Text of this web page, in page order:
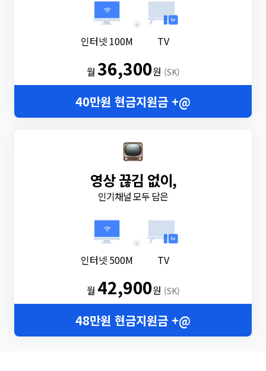
인터넷 100M
+
TV
월36,300원 (SK)
40만원 현금지원금 +@
영상 끊김 없이,
인기채널 모두 담은
인터넷 500M
+
TV
월 42,900원 (SK)
48만원 현금지원금 +@